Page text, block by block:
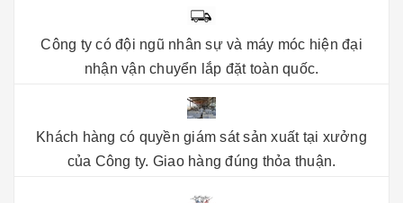
Công ty có đội ngũ nhân sự và máy móc hiện đại
nhận vận chuyển lắp đặt toàn quốc.
Khách hàng có quyền giám sát sản xuất tại xưởng
của Công ty. Giao hàng đúng thỏa thuận.